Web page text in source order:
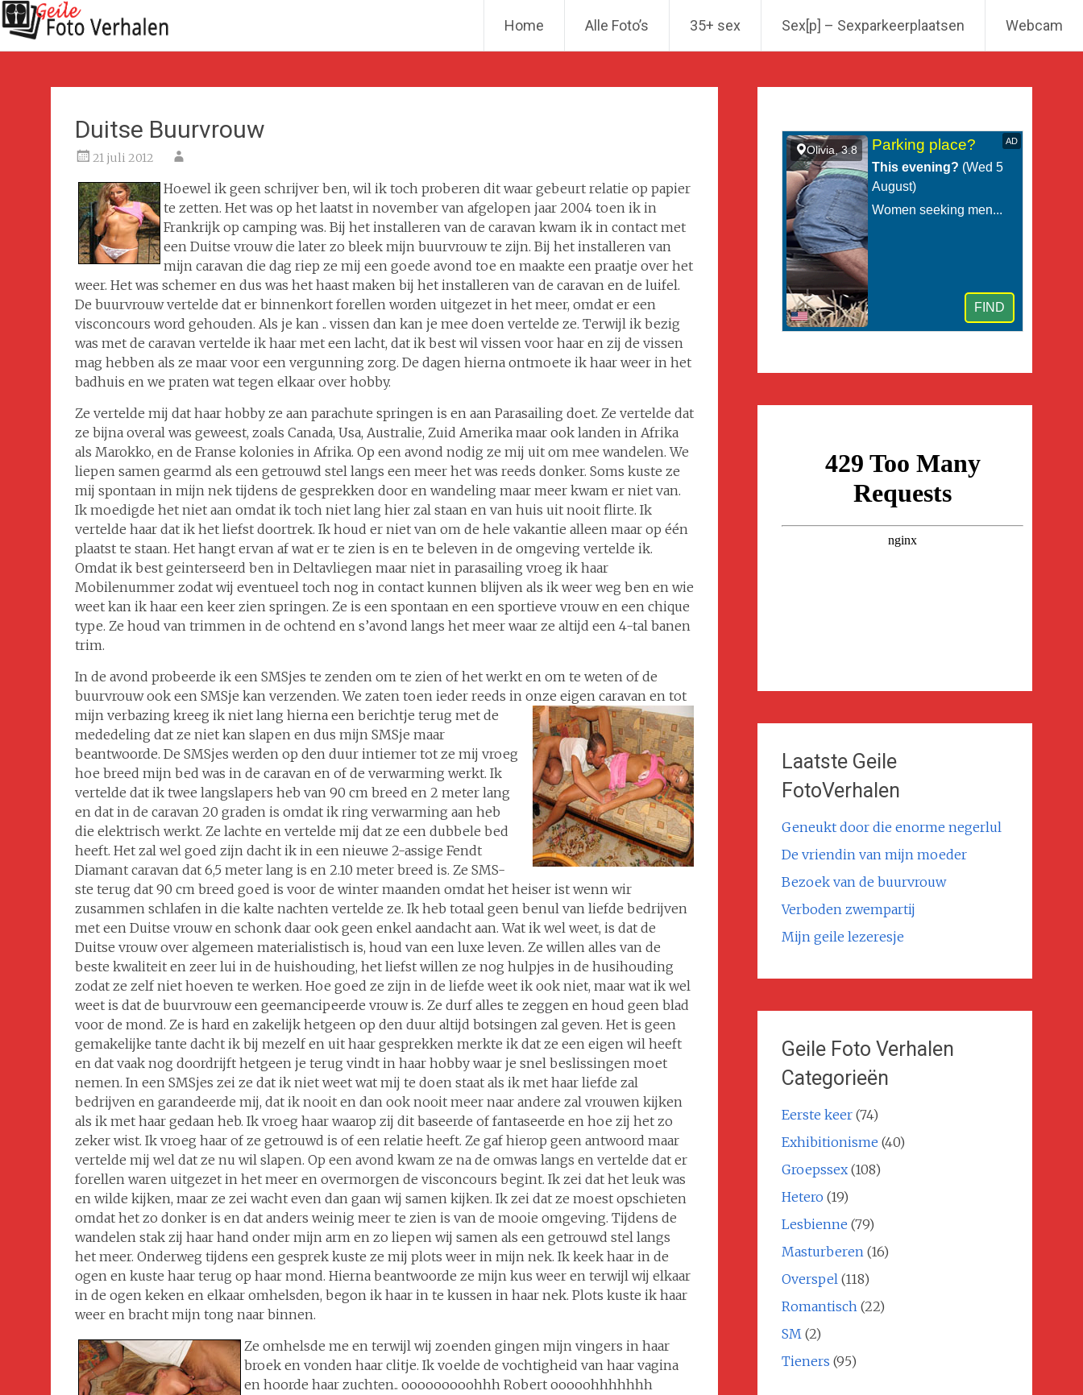
Home Alle Foto’s 35+ sex Sex[p] – Sexparkeerplaatsen Webcam
Duitse Buurvrouw
21 juli 2012
Hoewel ik geen schrijver ben, wil ik toch proberen dit waar gebeurt relatie op papier
te zetten. Het was op het laatst in november van afgelopen jaar 2004 toen ik in
Frankrijk op camping was. Bij het installeren van de caravan kwam ik in contact met
een Duitse vrouw die later zo bleek mijn buurvrouw te zijn. Bij het installeren van
mijn caravan die dag riep ze mij een goede avond toe en maakte een praatje over het
weer. Het was schemer en dus was het haast maken bij het installeren van de caravan en de luifel.
De buurvrouw vertelde dat er binnenkort forellen worden uitgezet in het meer, omdat er een
visconcours word gehouden. Als je kan .. vissen dan kan je mee doen vertelde ze. Terwijl ik bezig
was met de caravan vertelde ik haar met een lacht, dat ik best wil vissen voor haar en zij de vissen
mag hebben als ze maar voor een vergunning zorg. De dagen hierna ontmoete ik haar weer in het
badhuis en we praten wat tegen elkaar over hobby.
Ze vertelde mij dat haar hobby ze aan parachute springen is en aan Parasailing doet. Ze vertelde dat
ze bijna overal was geweest, zoals Canada, Usa, Australie, Zuid Amerika maar ook landen in Afrika
als Marokko, en de Franse kolonies in Afrika. Op een avond nodig ze mij uit om mee wandelen. We
liepen samen gearmd als een getrouwd stel langs een meer het was reeds donker. Soms kuste ze
mij spontaan in mijn nek tijdens de gesprekken door en wandeling maar meer kwam er niet van.
Ik moedigde het niet aan omdat ik toch niet lang hier zal staan en van huis uit nooit flirte. Ik
vertelde haar dat ik het liefst doortrek. Ik houd er niet van om de hele vakantie alleen maar op één
plaatst te staan. Het hangt ervan af wat er te zien is en te beleven in de omgeving vertelde ik.
Omdat ik best geinterseerd ben in Deltavliegen maar niet in parasailing vroeg ik haar
Mobilenummer zodat wij eventueel toch nog in contact kunnen blijven als ik weer weg ben en wie
weet kan ik haar een keer zien springen. Ze is een spontaan en een sportieve vrouw en een chique
type. Ze houd van trimmen in de ochtend en s’avond langs het meer waar ze altijd een 4-tal banen
trim.
In de avond probeerde ik een SMSjes te zenden om te zien of het werkt en om te weten of de
buurvrouw ook een SMSje kan verzenden. We zaten toen ieder reeds in onze eigen caravan en tot
mijn verbazing kreeg ik niet lang hierna een berichtje terug met de
mededeling dat ze niet kan slapen en dus mijn SMSje maar
beantwoorde. De SMSjes werden op den duur intiemer tot ze mij vroeg
hoe breed mijn bed was in de caravan en of de verwarming werkt. Ik
vertelde dat ik twee langslapers heb van 90 cm breed en 2 meter lang
en dat in de caravan 20 graden is omdat ik ring verwarming aan heb
die elektrisch werkt. Ze lachte en vertelde mij dat ze een dubbele bed
heeft. Het zal wel goed zijn dacht ik in een nieuwe 2-assige Fendt
Diamant caravan dat 6,5 meter lang is en 2.10 meter breed is. Ze SMS-
ste terug dat 90 cm breed goed is voor de winter maanden omdat het heiser ist wenn wir
zusammen schlafen in die kalte nachten vertelde ze. Ik heb totaal geen benul van liefde bedrijven
met een Duitse vrouw en schonk daar ook geen enkel aandacht aan. Wat ik wel weet, is dat de
Duitse vrouw over algemeen materialistisch is, houd van een luxe leven. Ze willen alles van de
beste kwaliteit en zeer lui in de huishouding, het liefst willen ze nog hulpjes in de husihouding
zodat ze zelf niet hoeven te werken. Hoe goed ze zijn in de liefde weet ik ook niet, maar wat ik wel
weet is dat de buurvrouw een geemancipeerde vrouw is. Ze durf alles te zeggen en houd geen blad
voor de mond. Ze is hard en zakelijk hetgeen op den duur altijd botsingen zal geven. Het is geen
gemakelijke tante dacht ik bij mezelf en uit haar gesprekken merkte ik dat ze een eigen wil heeft
en dat vaak nog doordrijft hetgeen je terug vindt in haar hobby waar je snel beslissingen moet
nemen. In een SMSjes zei ze dat ik niet weet wat mij te doen staat als ik met haar liefde zal
bedrijven en garandeerde mij, dat ik nooit en dan ook nooit meer naar andere zal vrouwen kijken
als ik met haar gedaan heb. Ik vroeg haar waarop zij dit baseerde of fantaseerde en hoe zij het zo
zeker wist. Ik vroeg haar of ze getrouwd is of een relatie heeft. Ze gaf hierop geen antwoord maar
vertelde mij wel dat ze nu wil slapen. Op een avond kwam ze na de omwas langs en vertelde dat er
forellen waren uitgezet in het meer en overmorgen de visconcours begint. Ik zei dat het leuk was
en wilde kijken, maar ze zei wacht even dan gaan wij samen kijken. Ik zei dat ze moest opschieten
omdat het zo donker is en dat anders weinig meer te zien is van de mooie omgeving. Tijdens de
wandelen stak zij haar hand onder mijn arm en zo liepen wij samen als een getrouwd stel langs
het meer. Onderweg tijdens een gesprek kuste ze mij plots weer in mijn nek. Ik keek haar in de
ogen en kuste haar terug op haar mond. Hierna beantwoorde ze mijn kus weer en terwijl wij elkaar
in de ogen keken en elkaar omhelsden, begon ik haar in te kussen in haar nek. Plots kuste ik haar
weer en bracht mijn tong naar binnen.
Ze omhelsde me en terwijl wij zoenden gingen mijn vingers in haar
broek en vonden haar clitje. Ik voelde de vochtigheid van haar vagina
en hoorde haar zuchten.. ooooooooohhh Robert ooooohhhhhhh
Laatste Geile
FotoVerhalen
Geneukt door die enorme negerlul
De vriendin van mijn moeder
Bezoek van de buurvrouw
Verboden zwempartij
Mijn geile lezeresje
Geile Foto Verhalen
Categorieën
Eerste keer(74)
Exhibitionisme (40)
Groepssex(108)
Hetero (19)
Lesbienne (79)
Masturberen(16)
Overspel(118)
Romantisch(22)
SM(2)
Tieners (95)